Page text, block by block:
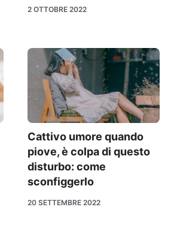
2 OTTOBRE 2022
Cattivo umore quando
piove, è colpa di questo
disturbo: come
sconfiggerlo
20 SETTEMBRE 2022